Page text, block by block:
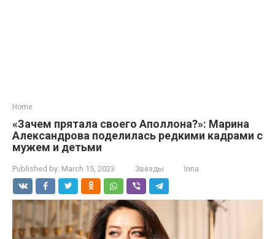
Home
«Зачем прятала своего Аполлона?»: Марина
Александрова поделилась редкими кадрами с
мужем и детьми
Published by: March 15, 2023 Звёзды Inna